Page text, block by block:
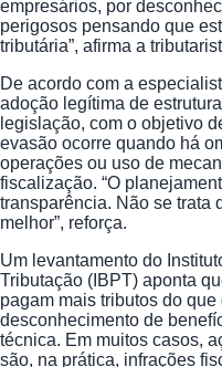
empresários, por
perigosos pensando que
tributária”, afirma a
De acordo com a
adoção legítima de
legislação, com o objetivo
evasão ocorre quando há
operações ou uso de
fiscalização. “O
transparência. Não se trata
melhor”, reforça.
Um levantamento do
Tributação (IBPT) aponta
pagam mais tributos do
desconhecimento de
técnica. Em muitos casos,
são, na prática, infrações